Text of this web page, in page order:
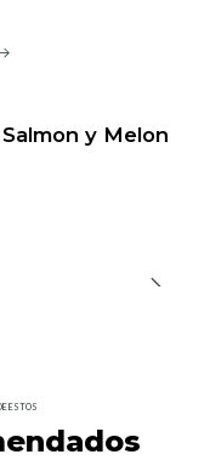
y Melon
ESTOS